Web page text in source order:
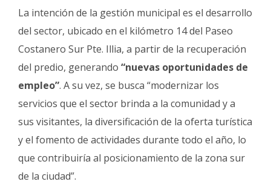
La intención de la gestión municipal es el desarrollo
del sector, ubicado en el kilómetro 14 del Paseo
Costanero Sur Pte. Illia, a partir de la recuperación
del predio, generando “nuevas oportunidades de
empleo”. A su vez, se busca “modernizar los
servicios que el sector brinda a la comunidad y a
sus visitantes, la diversificación de la oferta turística
y el fomento de actividades durante todo el año, lo
que contribuiría al posicionamiento de la zona sur
de la ciudad”.